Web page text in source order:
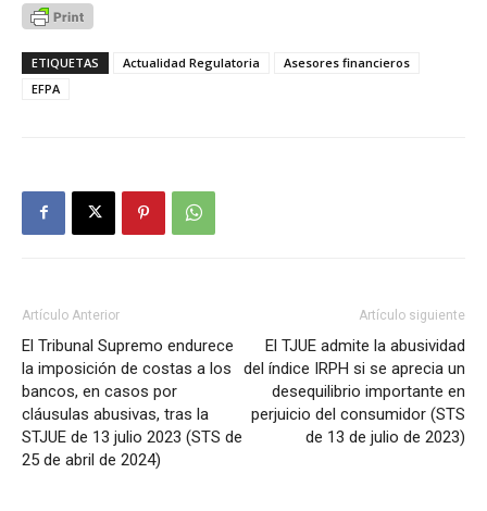
ETIQUETAS Actualidad Regulatoria
Asesores financieros
EFPA
Artículo Anterior
El Tribunal Supremo endurece
la imposición de costas a los
bancos, en casos por
cláusulas abusivas, tras la
STJUE de 13 julio 2023 (STS de
25 de abril de 2024)
Artículo siguiente
El TJUE admite la abusividad
del índice IRPH si se aprecia un
desequilibrio importante en
perjuicio del consumidor (STS
de 13 de julio de 2023)